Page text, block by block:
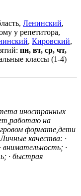
Ленинский,
у репетитора,
, Кировский,
пн, вт, ср, чт,
классы (1-4)
иностранных
на
формате,дети
качества: ·
внимательность; ·
· быстрая